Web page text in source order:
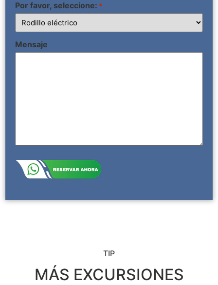
Por favor, seleccione: *
Mensaje
TIP
MÁS EXCURSIONES